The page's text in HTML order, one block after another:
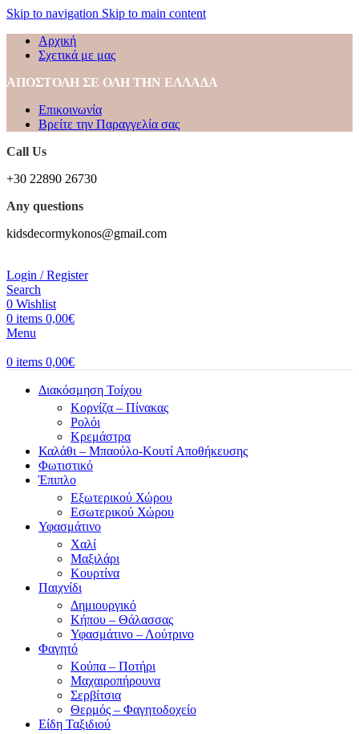
Skip to navigation Skip to main content
Αρχική
Σχετικά με μας
ΑΠΟΣΤΟΛΗ ΣΕ ΟΛΗ ΤΗΝ ΕΛΛΑΔΑ
Επικοινωνία
Βρείτε την Παραγγελία σας
Call Us
+30 22890 26730
Any questions
kidsdecormykonos@gmail.com
Login / Register
Search
0 Wishlist
0 items 0,00€
Menu
0 items 0,00€
Διακόσμηση Τοίχου
Κορνίζα – Πίνακας
Ρολόι
Κρεμάστρα
Καλάθι – Μπαούλο-Κουτί Αποθήκευσης
Φωτιστικό
Έπιπλο
Εξωτερικού Χώρου
Εσωτερικού Χώρου
Υφασμάτινο
Χαλί
Μαξιλάρι
Κουρτίνα
Παιχνίδι
Δημιουργικό
Κήπου – Θάλασσας
Υφασμάτινο – Λούτρινο
Φαγητό
Κούπα – Ποτήρι
Μαχαιροπήρουνα
Σερβίτσια
Θερμός – Φαγητοδοχείο
Είδη Ταξιδιού